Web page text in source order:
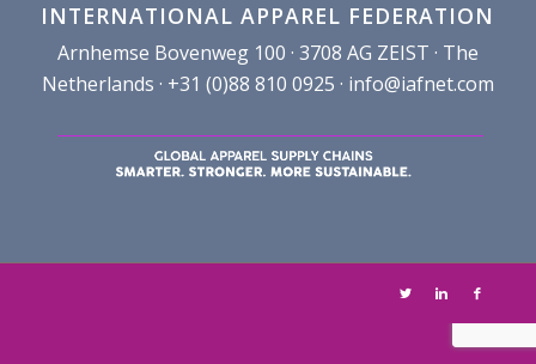
INTERNATIONAL APPAREL FEDERATION
Arnhemse Bovenweg 100 · 3708 AG ZEIST · The
Netherlands · +31 (0)88 810 0925 · info@iafnet.com